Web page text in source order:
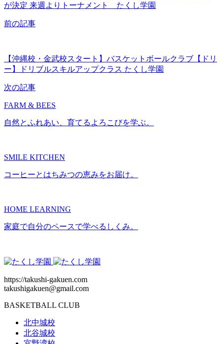
が決定 来週よりトーナメント たくし学園
前の記事
【沖縄校・金武校スタート】バスケットボールクラブ【ドリ
ー】ドリブルスキルアップクラス たくし学園
次の記事
FARM & BEES
自然とふれあい、育てるよろこびを学ぶ。
SMILE KITCHEN
コーヒーとはちみつの恵みをお届け。
HOME LEARNING
家庭で自分のペースで学べるしくみ。
https://takushi-gakuen.com
takushigakuen@gmail.com
BASKETBALL CLUB
北中城校
北谷城校